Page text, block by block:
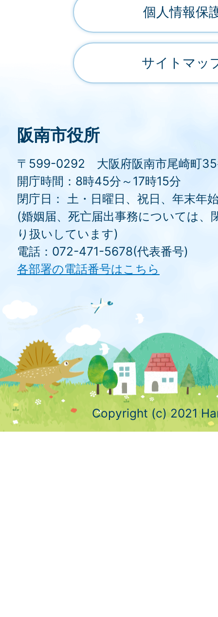
個人情報保
サイトマッ
阪南市役所
〒599-0292 大阪府阪南市尾崎町35
開庁時間：8時45分～17時15分
閉庁日： 土・日曜日、祝日、年末年
(婚姻届、死亡届出事務については、
り扱いしています)
電話：072-471-5678(代表番号)
各部署の電話番号はこちら
Copyright (c) 2021